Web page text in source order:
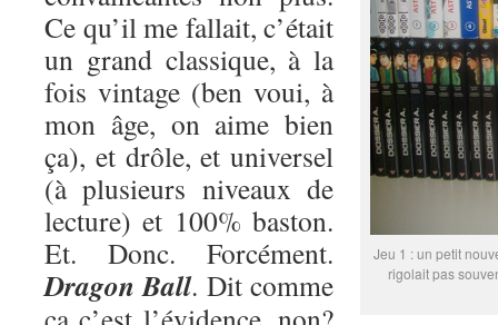
Jeu 1 : un petit
rigolait pas
Ce qu’il me fallait, c’était
un grand classique, à la
fois vintage (ben voui, à
mon âge, on aime bien
ça), et drôle, et universel
(à plusieurs niveaux de
lecture) et 100% baston.
Et. Donc. Forcément.
Dragon Ball. Dit comme